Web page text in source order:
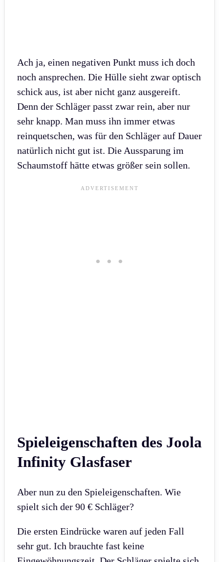
Ach ja, einen negativen Punkt muss ich doch
noch ansprechen. Die Hülle sieht zwar optisch
schick aus, ist aber nicht ganz ausgereift.
Denn der Schläger passt zwar rein, aber nur
sehr knapp. Man muss ihn immer etwas
reinquetschen, was für den Schläger auf Dauer
natürlich nicht gut ist. Die Aussparung im
Schaumstoff hätte etwas größer sein sollen.
Spieleigenschaften des Joola
Infinity Glasfaser
Aber nun zu den Spieleigenschaften. Wie
spielt sich der 90 € Schläger?
Die ersten Eindrücke waren auf jeden Fall
sehr gut. Ich brauchte fast keine